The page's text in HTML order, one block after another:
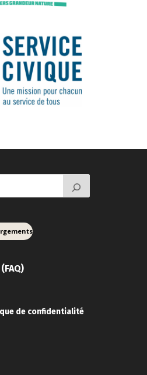
de confidentialité